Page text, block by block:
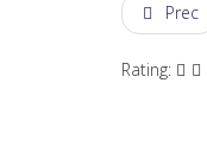
Prec
Rating: